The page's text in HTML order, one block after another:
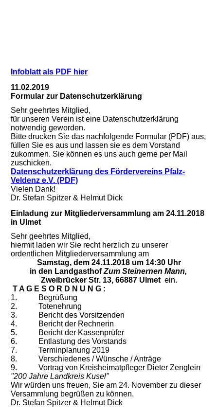
Infoblatt als PDF hier
11.02.2019
Formular zur Datenschutzerklärung
Sehr geehrtes Mitglied,
für unseren Verein ist eine Datenschutzerklärung
notwendig geworden.
Bitte drucken Sie das nachfolgende Formular (PDF) aus,
füllen Sie es aus und lassen sie es dem Vorstand
zukommen. Sie können es uns auch gerne per Mail
zuschicken.
Datenschutzerklärung des Fördervereins Pfalz-
Veldenz e.V. (PDF)
Vielen Dank!
Dr. Stefan Spitzer & Helmut Dick
Einladung zur Mitgliederversammlung am 24.11.2018
in Ulmet
Sehr geehrtes Mitglied,
hiermit laden wir Sie recht herzlich zu unserer
ordentlichen Mitgliederversammlung am
Samstag, dem 24.11.2018 um 14:30 Uhr
in den LandgasthofZum Steinernen Mann,
Zweibrücker Str. 13, 66887 Ulmet ein.
T A G E S O R D N U N G :
1. Begrüßung
2.Totenehrung
3. Bericht des Vorsitzenden
4. Bericht der Rechnerin
5. Bericht der Kassenprüfer
6. Entlastung des Vorstands
7.Terminplanung 2019
8.Verschiedenes / Wünsche / Anträge
9.Vortrag von Kreisheimatpfleger Dieter Zenglein
"200 Jahre Landkreis Kusel"
Wir würden uns freuen, Sie am 24. November zu dieser
Versammlung begrüßen zu können.
Dr. Stefan Spitzer & Helmut Dick